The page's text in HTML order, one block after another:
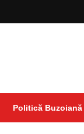
Politică Buzoiană